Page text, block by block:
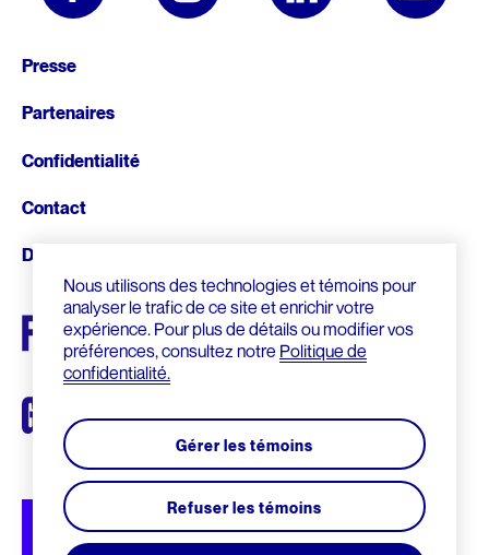
Nous utilisons des technologies et témoins pour
analyser le trafic de ce site et enrichir votre
expérience. Pour plus de détails ou modifier vos
préférences, consultez notre Politique de
confidentialité.
Gérer les témoins
Refuser les témoins
page
Presse
Partenaires
Confidentialité
Contact
Donnez